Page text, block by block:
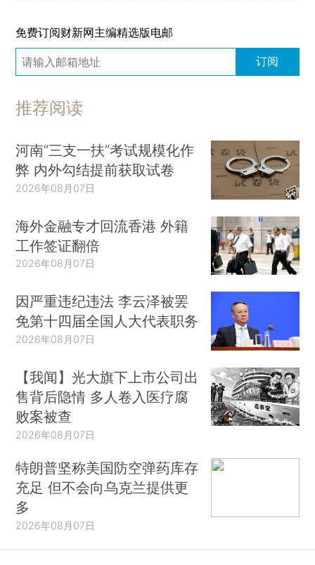
免费订阅财新网主编精选版电邮
订阅
推荐阅读
河南“三支一扶”考试规模化作
弊 内外勾结提前获取试卷
2026年08月07日
海外金融专才回流香港 外籍
工作签证翻倍
2026年08月07日
因严重违纪违法 李云泽被罢
免第十四届全国人大代表职务
2026年08月07日
【我闻】光大旗下上市公司出
售背后隐情 多人卷入医疗腐
败案被查
2026年08月07日
特朗普坚称美国防空弹药库存
充足 但不会向乌克兰提供更
多
2026年08月07日